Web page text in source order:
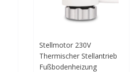
Stellmotor 230V
Thermischer Stellantrieb
Fußbodenheizung